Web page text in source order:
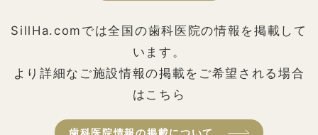
SillHa.comでは全国の歯科医院の情報を掲載して
います。
より詳細なご施設情報の掲載をご希望される場合
はこちら